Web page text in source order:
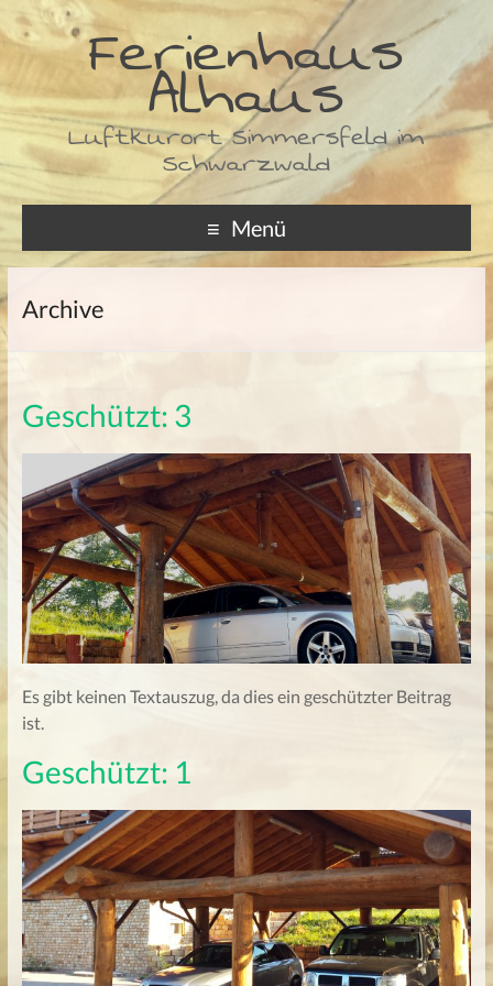
Ferienhaus
Alhaus
Luftkurort Simmersfeld im
Schwarzwald
Menü
Archive
Geschützt: 3
Es gibt keinen Textauszug, da dies ein geschützter Beitrag
ist.
Geschützt: 1